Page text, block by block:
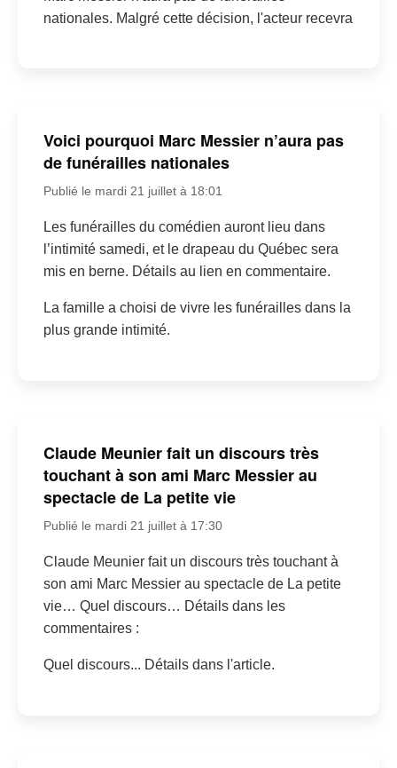
nationales. Malgré cette décision, l'acteur recevra
Voici pourquoi Marc Messier n’aura pas
de funérailles nationales
Publié le mardi 21 juillet à 18:01
Les funérailles du comédien auront lieu dans
l’intimité samedi, et le drapeau du Québec sera
mis en berne. Détails au lien en commentaire.
La famille a choisi de vivre les funérailles dans la
plus grande intimité.
Claude Meunier fait un discours très
touchant à son ami Marc Messier au
spectacle de La petite vie
Publié le mardi 21 juillet à 17:30
Claude Meunier fait un discours très touchant à
son ami Marc Messier au spectacle de La petite
vie… Quel discours… Détails dans les
commentaires :
Quel discours... Détails dans l'article.